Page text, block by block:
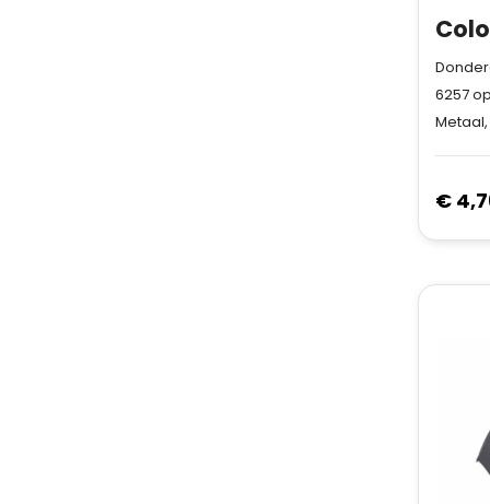
6257
Metaal,
€